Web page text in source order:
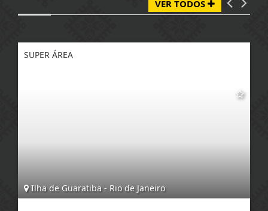
VER TODOS
SUPER ÁREA
Ilha de Guaratiba - Rio de Janeiro